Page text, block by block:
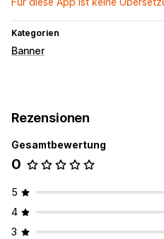
Kategorien
Banner
Rezensionen
Gesamtbewertung
0
5
4
3